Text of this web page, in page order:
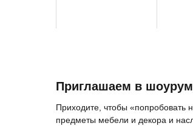
Приглашаем в шоурум
Приходите, чтобы «попробовать
предметы мебели и декора и